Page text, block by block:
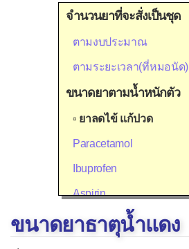
จำนวนยาที่จะสั่งเป็นชุด
ตามงบประมาณ
ตามระยะเวลา(ที่หมอนัด)
ขนาดยาตามน้ำหนักตัว
▫ ยาลดไข้ แก้ปวด
Paracetamol
Ibuprofen
Aspirin
Diclofenac (Voltaren®)
ขนาดยาธาตุน้ำแดง